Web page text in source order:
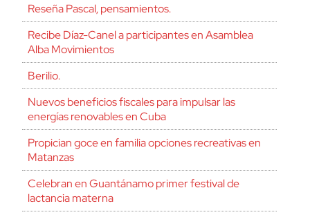
Reseña Pascal, pensamientos.
Recibe Díaz-Canel a participantes en Asamblea
Alba Movimientos
Berilio.
Nuevos beneficios fiscales para impulsar las
energías renovables en Cuba
Propician goce en familia opciones recreativas en
Matanzas
Celebran en Guantánamo primer festival de
lactancia materna